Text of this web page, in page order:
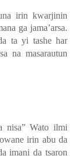
irin kwarjinin
ga jama’arsa.
ta yi tashe har
na masarautun
nisa” Wato ilmi
irin abu da
imani da tsaron